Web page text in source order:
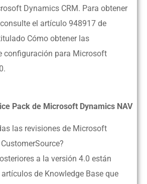
Dynamics CRM. Para obtener
el artículo 948917 de
Cómo obtener las
configuración para Microsoft
Pack de Microsoft Dynamics NAV
las revisiones de Microsoft
a la versión 4.0 están
de Knowledge Base que